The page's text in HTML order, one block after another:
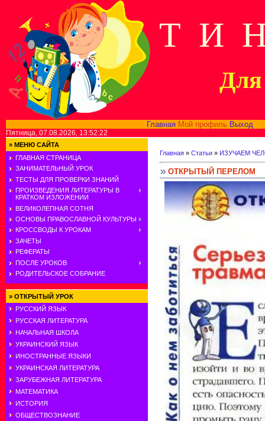
Т И
Для
Главная Мой профиль Выход
Пятница, 07.08.2026, 13:52:22
» МЕНЮ САЙТА
ГЛАВНАЯ СТРАНИЦА
ЗАНИМАТЕЛЬНЫЙ УРОК
ТЕСТЫ ДЛЯ ПРОВЕРКИ ЗНАНИЙ
ПРОИЗВЕДЕНИЯ ЛИТЕРАТУРЫ В
КРАТКОМ ИЗЛОЖЕНИИ
ВЕЛИКОЛЕПНАЯ СОТНЯ
ОСНОВЫ ПРАВОСЛАВНОЙ КУЛЬТУРЫ
КРОССВОДЫ К УРОКАМ
ЗАЧЕТЫ
РЕФЕРАТЫ
ПОСЛЕ УРОКОВ
РОДИТЕЛЬСКОЕ СОБРАНИЕ
» ОТКРЫТЫЙ УРОК
РУССКИЙ ЯЗЫК
РУССКАЯ ЛИТЕРАТУРА
НАЧАЛЬНАЯ ШКОЛА
УКРАИНСКИЙ ЯЗЫК
ИНОСТРАННЫЕ ЯЗЫКИ
УКРАИНСКАЯ ЛИТЕРАТУРА
ЗАРУБЕЖНАЯ ЛИТЕРАТУРА
МАТЕМАТИКА
ИСТОРИЯ
ОБЩЕСТВОЗНАНИЕ
Главная » Статьи » ИЗУЧАЕМ
ОТКРЫТЫЙ ПЕРЕЛОМ